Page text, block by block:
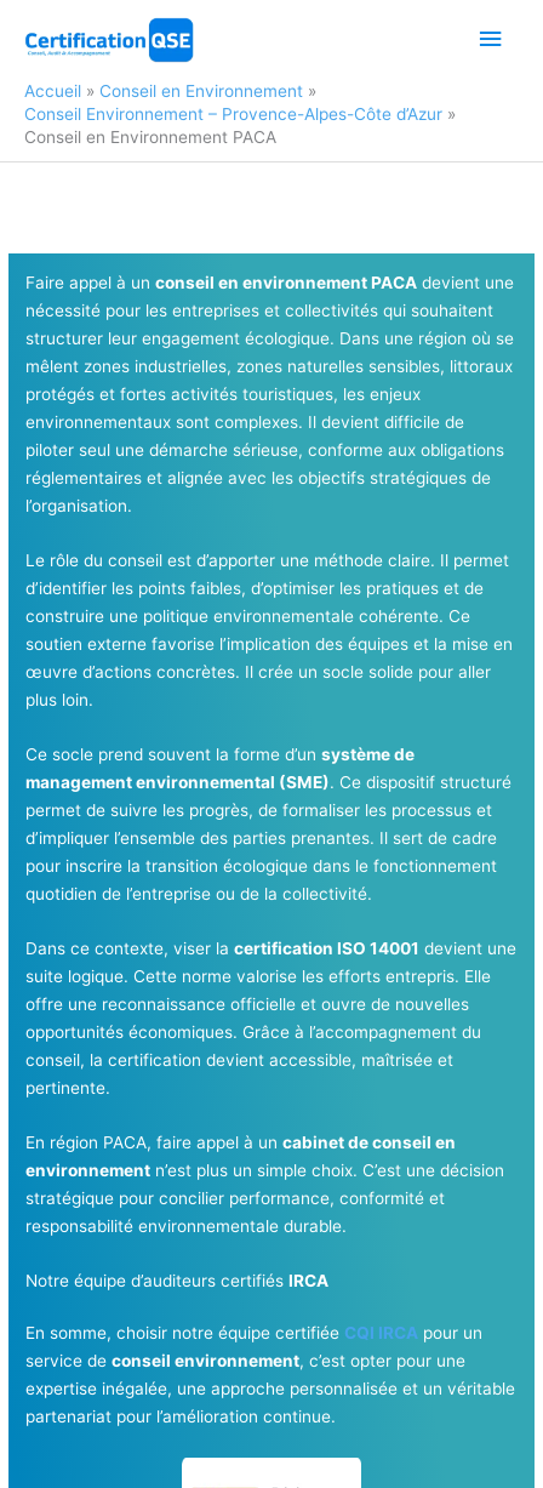
Accueil
Conseil en Environnement
Conseil Environnement – Provence-Alpes-Côte d’Azur
Conseil en Environnement PACA
Faire appel à unconseil en environnement PACA devient une
nécessité pour les entreprises et collectivités qui souhaitent
structurer leur engagement écologique. Dans une région où se
mêlent zones industrielles, zones naturelles sensibles, littoraux
protégés et fortes activités touristiques, les enjeux
environnementaux sont complexes. Il devient difficile de
piloter seul une démarche sérieuse, conforme aux obligations
réglementaires et alignée avec les objectifs stratégiques de
l’organisation.
Le rôle du conseil est d’apporter une méthode claire. Il permet
d’identifier les points faibles, d’optimiser les pratiques et de
construire une politique environnementale cohérente. Ce
soutien externe favorise l’implication des équipes et la mise en
œuvre d’actions concrètes. Il crée un socle solide pour aller
plus loin.
Ce socle prend souvent la forme d’unsystème de
management environnemental (SME). Ce dispositif structuré
permet de suivre les progrès, de formaliser les processus et
d’impliquer l’ensemble des parties prenantes. Il sert de cadre
pour inscrire la transition écologique dans le fonctionnement
quotidien de l’entreprise ou de la collectivité.
Dans ce contexte, viser lacertification ISO 14001 devient une
suite logique. Cette norme valorise les efforts entrepris. Elle
offre une reconnaissance officielle et ouvre de nouvelles
opportunités économiques. Grâce à l’accompagnement du
conseil, la certification devient accessible, maîtrisée et
pertinente.
En région PACA, faire appel à uncabinet de conseil en
environnement n’est plus un simple choix. C’est une décision
stratégique pour concilier performance, conformité et
responsabilité environnementale durable.
Notre équipe d’auditeurs certifiésIRCA
En somme, choisir notre équipe certifiée CQI IRCA pour un
service deconseil environnement, c’est opter pour une
expertise inégalée, une approche personnalisée et un véritable
partenariat pour l’amélioration continue.